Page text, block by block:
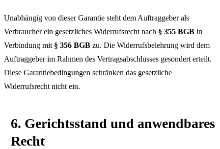
Unabhängig von dieser Garantie steht dem Auftraggeber als
Verbraucher ein gesetzliches Widerrufsrecht nach § 355 BGB in
Verbindung mit § 356 BGB zu. Die Widerrufsbelehrung wird dem
Auftraggeber im Rahmen des Vertragsabschlusses gesondert erteilt.
Diese Garantiebedingungen schränken das gesetzliche
Widerrufsrecht nicht ein.
6. Gerichtsstand und anwendbares
Recht